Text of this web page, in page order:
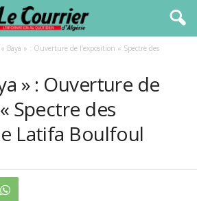
Baya » : Ouverture de l’exposition « Spectre des
» : Ouverture de
Spectre des
Latifa Boulfoul